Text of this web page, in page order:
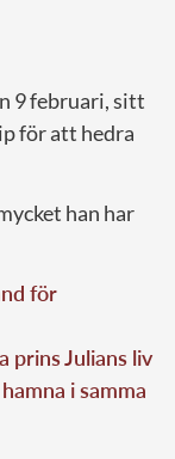
9 februari, sitt
för att hedra
han har
för
prins Julians liv
i samma